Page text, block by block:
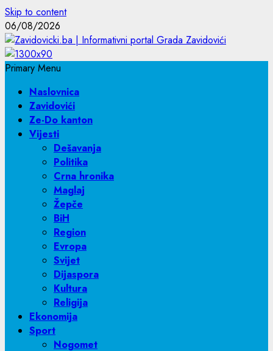
Skip to content
06/08/2026
Primary Menu
Naslovnica
Zavidovići
Ze-Do kanton
Vijesti
Dešavanja
Politika
Crna hronika
Maglaj
Žepče
BiH
Region
Evropa
Svijet
Dijaspora
Kultura
Religija
Ekonomija
Sport
Nogomet